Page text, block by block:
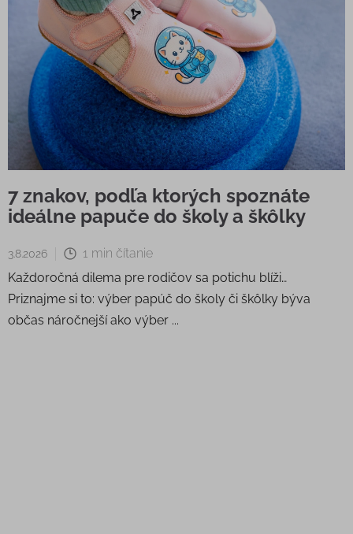
7 znakov, podľa ktorých spoznáte
ideálne papuče do školy a škôlky
3.8.2026
1 min čítanie
Každoročná dilema pre rodičov sa potichu blíži…
Priznajme si to: výber papúč do školy či škôlky býva
občas náročnejší ako výber ...